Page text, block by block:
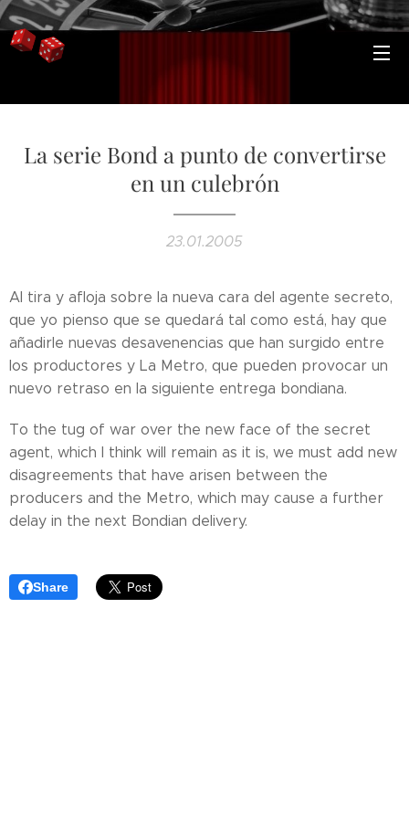
La serie Bond a punto de convertirse
en un culebrón
23.01.2005
Al tira y afloja sobre la nueva cara del agente secreto,
que yo pienso que se quedará tal como está, hay que
añadirle nuevas desavenencias que han surgido entre
los productores y La Metro, que pueden provocar un
nuevo retraso en la siguiente entrega bondiana.
To the tug of war over the new face of the secret
agent, which I think will remain as it is, we must add new
disagreements that have arisen between the
producers and the Metro, which may cause a further
delay in the next Bondian delivery.
Share